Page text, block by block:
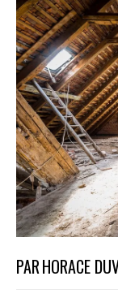
PARHORACE